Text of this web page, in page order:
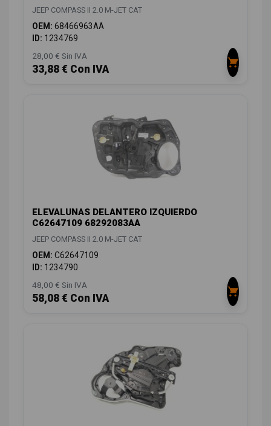
JEEP COMPASS II 2.0 M-JET CAT
OEM: 68466963AA
ID: 1234769
28,00 € Sin IVA
33,88 € Con IVA
ELEVALUNAS DELANTERO IZQUIERDO
C62647109 68292083AA
JEEP COMPASS II 2.0 M-JET CAT
OEM: C62647109
ID: 1234790
48,00 € Sin IVA
58,08 € Con IVA